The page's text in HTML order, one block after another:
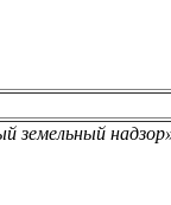
земельный надзор